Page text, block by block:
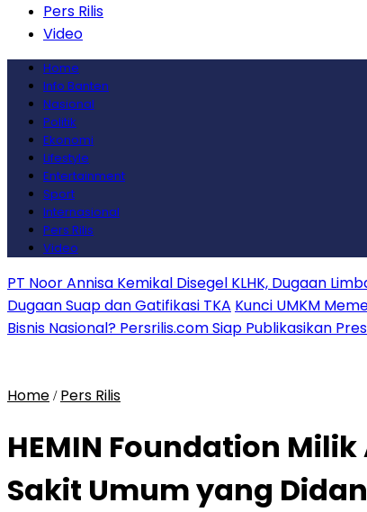
Pers Rilis
Video
Home
Info Banten
Nasional
Politik
Ekonomi
Lifestyle
Entertainment
Sport
Internasional
Pers Rilis
Video
PT Noor Annisa Kemikal Disegel KLHK, Dugaan
Dugaan Suap dan Gatifikasi TKA Kunci UMKM
Bisnis Nasional? Persrilis.com Siap Publikasikan
Home / Pers Rilis
HEMIN Foundation
Sakit Umum yang